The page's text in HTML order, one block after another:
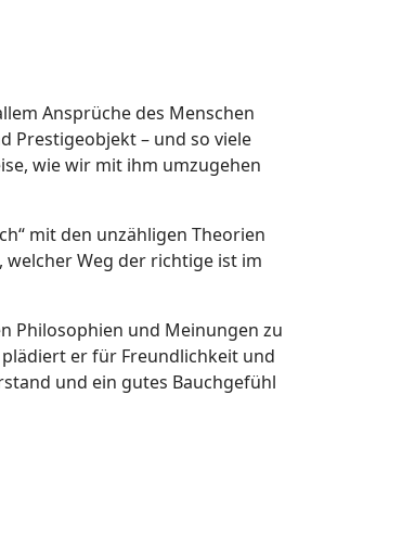
Ansprüche des Menschen
Prestigeobjekt – und so viele
wie wir mit ihm umzugehen
mit den unzähligen Theorien
Weg der richtige ist im
Philosophien und Meinungen zu
er für Freundlichkeit und
und ein gutes Bauchgefühl